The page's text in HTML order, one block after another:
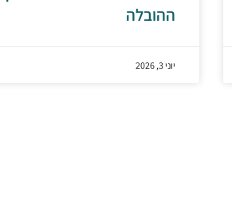
ההובלה
יוני 3, 2026